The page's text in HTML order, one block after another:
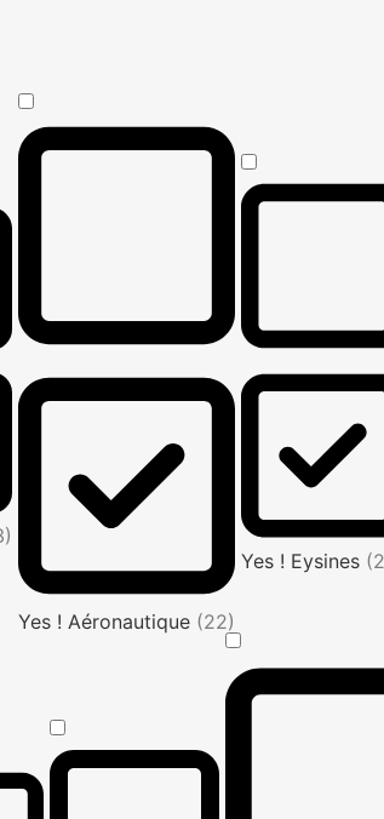
Yes ! Aéronautique (22)
Yes ! Eysines